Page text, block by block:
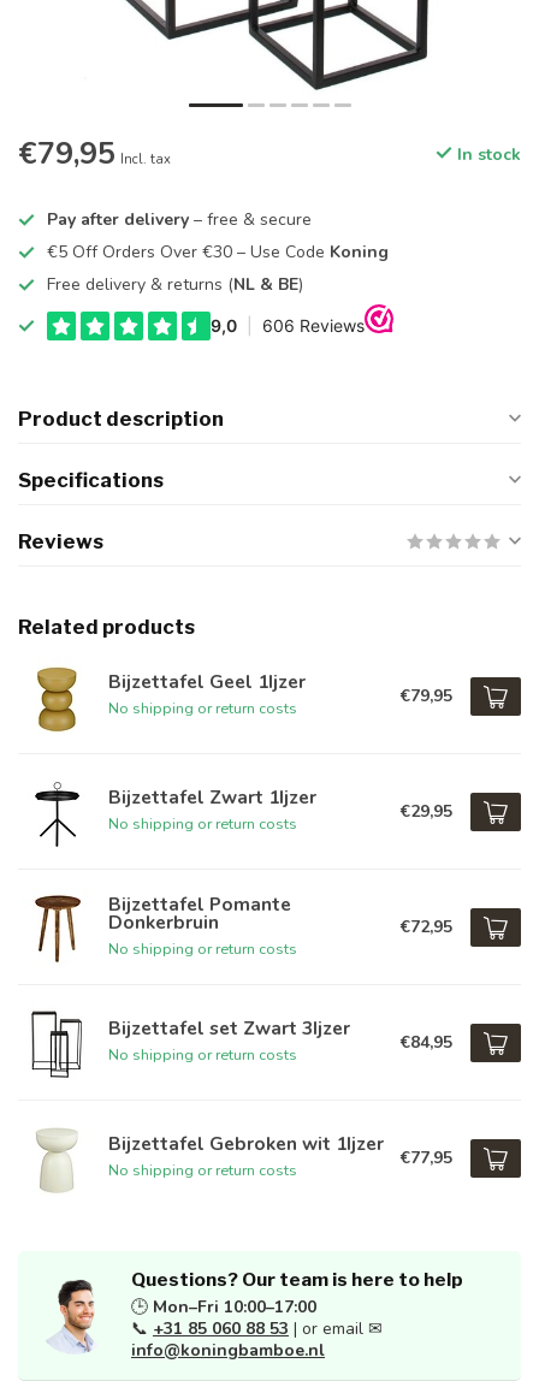
€79,95 Incl. tax In stock
Pay after delivery – free & secure
€5 Off Orders Over €30 – Use Code Koning
Free delivery & returns (NL & BE)
Product description
Specifications
Reviews
Related products
Bijzettafel Geel 1Ijzer
No shipping or return costs
€79,95
Bijzettafel Zwart 1Ijzer
No shipping or return costs
€29,95
Bijzettafel Pomante
Donkerbruin
No shipping or return costs
€72,95
Bijzettafel set Zwart 3Ijzer
No shipping or return costs
€84,95
Bijzettafel Gebroken wit 1Ijzer
No shipping or return costs
€77,95
Questions? Our team is here to help
🕒 Mon–Fri 10:00–17:00
📞 +31 85 060 88 53 | or email ✉
info@koningbamboe.nl